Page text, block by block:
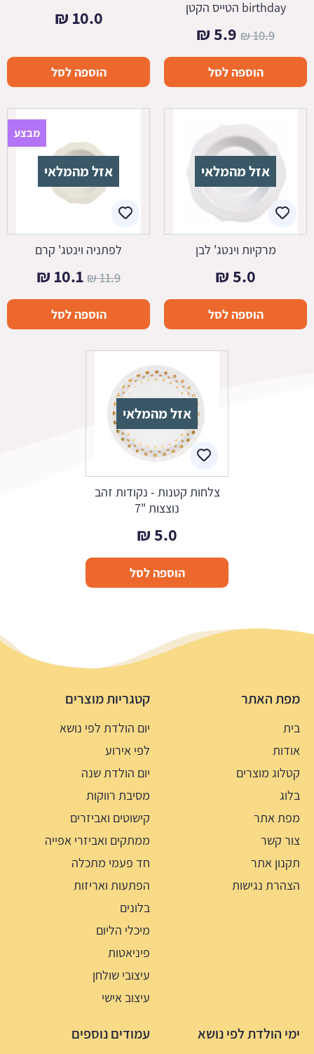
birthday הטייס הקטן
10.9
₪ המחיר
המקורי
היה:
5.9
₪
הנוכחי
הוספה לסל
10.0
₪
הוספה לסל
אזל מהמלאי
מרקיות וינטג' לבן
5.0
₪
הוספה לסל
אזל מהמלאי
מבצע
לפתניה וינטג' קרם
11.9
₪ המחיר
המקורי
היה:
10.1
₪
הוא:
הוספה לסל
אזל מהמלאי
צלחות קטנות - נקודות זהב
נוצצות "7
5.0
₪
הוספה לסל
מפת האתר
בית
אודות
קטלוג מוצרים
בלוג
מפת אתר
צור קשר
תקנון אתר
הצהרת נגישות
קטגריות מוצרים
יום הולדת לפי נושא
לפי אירוע
יום הולדת שנה
מסיבת רווקות
קישוטים ואביזרים
ממתקים ואביזרי אפייה
חד פעמי מתכלה
הפתעות ואריזות
בלונים
מיכלי הליום
פיניאטות
עיצובי שולחן
עיצוב אישי
ימי הולדת לפי נושא עמודים נוספים